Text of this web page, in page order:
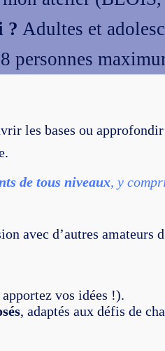
? Adultes et
personnes
les bases ou
de tous niveaux, y
avec d’autres amateurs
vos idées !).
, adaptés aux défis de